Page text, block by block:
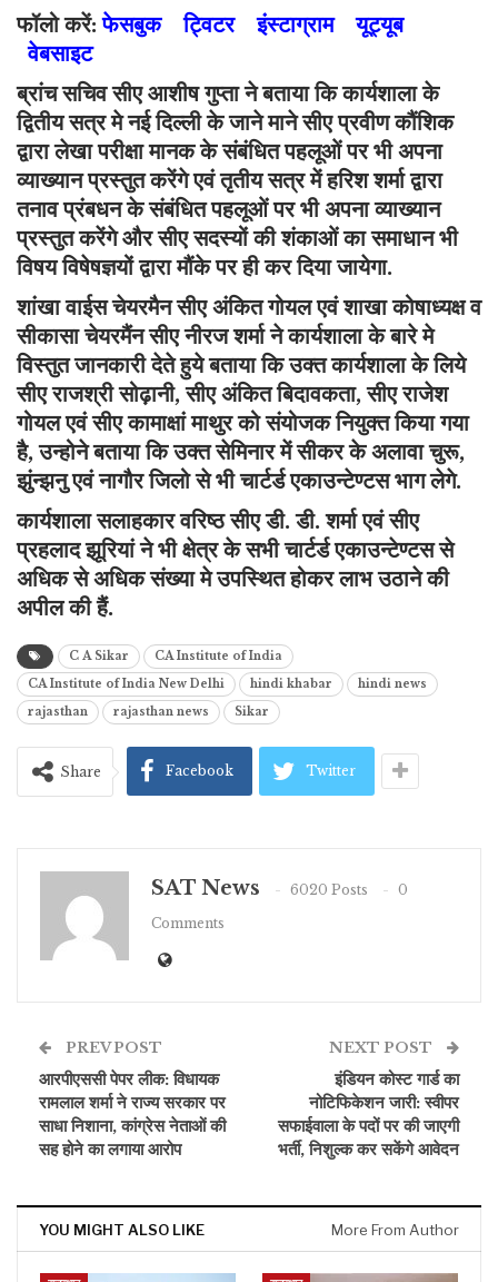
फॉलो करें:फेसबुक ट्विटर इंस्टाग्राम
यूट्यूब
वेबसाइट
ब्रांच सचिव सीए आशीष गुप्ता ने बताया कि कार्यशाला के
द्वितीय सत्र मे नई दिल्ली के जाने माने सीए प्रवीण कौंशिक
द्वारा लेखा परीक्षा मानक के संबंधित पहलूओं पर भी अपना
व्याख्यान प्रस्तुत करेंगे एवं तृतीय सत्र में हरिश शर्मा द्वारा
तनाव प्रंबधन के संबंधित पहलूओं पर भी अपना व्याख्यान
प्रस्तुत करेंगे और सीए सदस्यों की शंकाओं का समाधान भी
विषय विषेषज्ञयों द्वारा मौंके पर ही कर दिया जायेगा.
शांखा वाईस चेयरमैन सीए अंकित गोयल एवं शाखा कोषाध्यक्ष व
सीकासा चेयरमैंन सीए नीरज शर्मा ने कार्यशाला के बारे मे
विस्तुत जानकारी देते हुये बताया कि उक्त कार्यशाला के लिये
सीए राजश्री सोढ़ानी, सीए अंकित बिदावकता, सीए राजेश
गोयल एवं सीए कामाक्षां माथुर को संयोजक नियुक्त किया गया
है, उन्होने बताया कि उक्त सेमिनार में सीकर के अलावा चुरू,
झुंन्झनु एवं नागौर जिलो से भी चार्टर्ड एकाउन्टेण्टस भाग लेगे.
कार्यशाला सलाहकार वरिष्ठ सीए डी. डी. शर्मा एवं सीए
प्रहलाद झूरियां ने भी क्षेत्र के सभी चार्टर्ड एकाउन्टेण्टस से
अधिक से अधिक संख्या मे उपस्थित होकर लाभ उठाने की
अपील की हैं.
C A Sikar
CA Institute of India
CA Institute of India New Delhi
hindi khabar
hindi news
rajasthan
rajasthan news Sikar
Share Facebook Twitter
SAT News 6020 Posts
0
Comments
PREV POST
आरपीएससी पेपर लीक: विधायक
रामलाल शर्मा ने राज्य सरकार पर
साधा निशाना, कांग्रेस नेताओं की
सह होने का लगाया आरोप
NEXT POST
इंडियन कोस्ट गार्ड का
नोटिफिकेशन जारी: स्वीपर
सफाईवाला के पदों पर की जाएगी
भर्ती, निशुल्क कर सकेंगे आवेदन
YOU MIGHT ALSO LIKE More From Author